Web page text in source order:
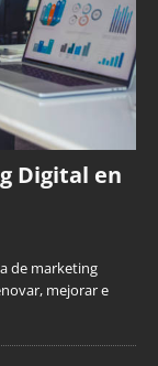
Digital en
de marketing
mejorar e